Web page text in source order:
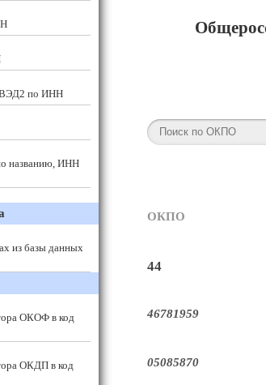
ОКПО
44
46781959
05085870
по ИНН
названию, ИНН
из базы данных
ОКОФ в код
ОКДП в код